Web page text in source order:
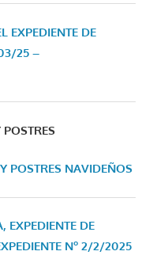
EXPEDIENTE DE
25 –
POSTRES NAVIDEÑOS
EXPEDIENTE DE
Nº 2/2/2025